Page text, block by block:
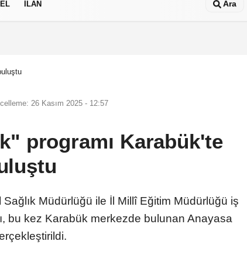
İLAN Ara
26 Kasım 2025 - 12:57
programı Karabük'te
Müdürlüğü ile İl Millî Eğitim Müdürlüğü iş
bu kez Karabük merkezde bulunan Anayasa